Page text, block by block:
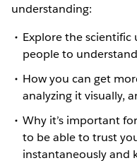
understanding:
Explore the
people to
How you can get
analyzing it visually,
Why it’s important
to be able to trust
instantaneously and